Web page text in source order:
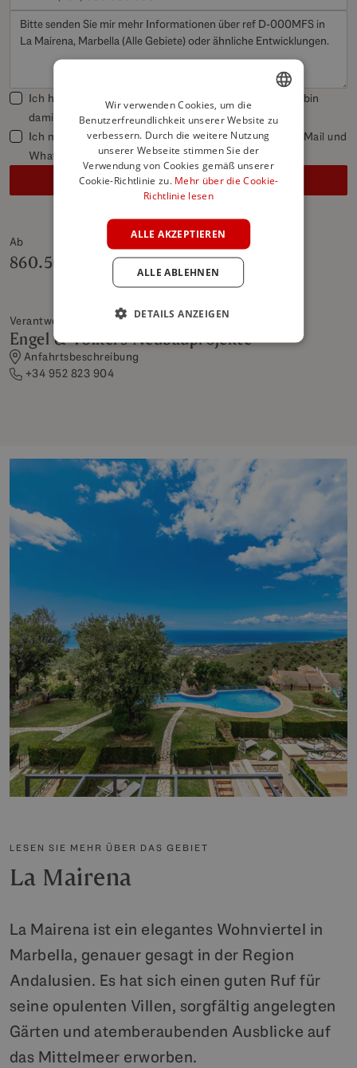
Ab
860.500 €
Bis
2.450.000 €
Verantwortlicher Shop
Engel & Völkers Neubauprojekte
Anfahrtsbeschreibung
+34 952 823 904
Ich habe die Datenschutzbestimmungen gelesen und bin
damit einverstanden.Datenschutzbestimmungen
Ich möchte Newsletter, Angebote und Updates per E-Mail und
Whatsapp erhalten
Senden
LESEN SIE MEHR ÜBER DAS GEBIET
La Mairena
La Mairena ist ein elegantes Wohnviertel in
Marbella, genauer gesagt in der Region
Andalusien. Es hat sich einen guten Ruf für
seine opulenten Villen, sorgfältig angelegten
Gärten und atemberaubenden Ausblicke auf
das Mittelmeer erworben.
ENGLISH
SPANISH
FRENCH
POLISH
Wir verwenden Cookies, um die
Benutzerfreundlichkeit unserer Website zu
verbessern. Durch die weitere Nutzung
unserer Webseite stimmen Sie der
Verwendung von Cookies gemäß unserer
Cookie-Richtlinie zu. Mehr über die Cookie-
Richtlinie lesen
ALLE AKZEPTIEREN
ALLE ABLEHNEN
DETAILS ANZEIGEN